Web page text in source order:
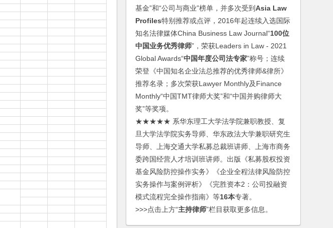
基金”和“公司与商业”榜单，并多次受到Asia Law
Profiles特别推荐或点评，2016年起连续入选国际
知名法律媒体China Business Law Journal“100位
中国业务优秀律师”，荣获Leaders in Law - 2021
Global Awards“中国年度公司法专家”称号；连续
荣登《中国知名企业法总推荐的优秀律师&律所》
推荐名录；多次荣获Lawyer Monthly及Finance
Monthly“中国TMT律师大奖”和“中国并购律师大
奖”等奖项。
★★★★★ 系华东理工大学法学院兼职教授、复
旦大学法学院实务导师、华东政法大学兼职研究生
导师、上海交通大学私募总裁班讲师、上海市商务
委跨国经营人才培训班讲师。出版《私募股权投资
基金风险防控操作实务》《企业全程法律风险防控
实务操作与案例评析》《完胜资本2：公司投融资
模式流程完全操作指南》等16本专著。
>>>点击上方“主持律师”栏目获取更多信息。